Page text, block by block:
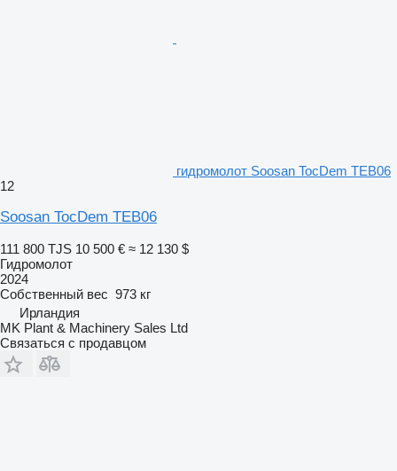
гидромолот Soosan TocDem TEB06
12
Soosan TocDem TEB06
111 800 TJS 10 500 € ≈ 12 130 $
Гидромолот
2024
Собственный вес 973 кг
Ирландия
MK Plant & Machinery Sales Ltd
Связаться с продавцом